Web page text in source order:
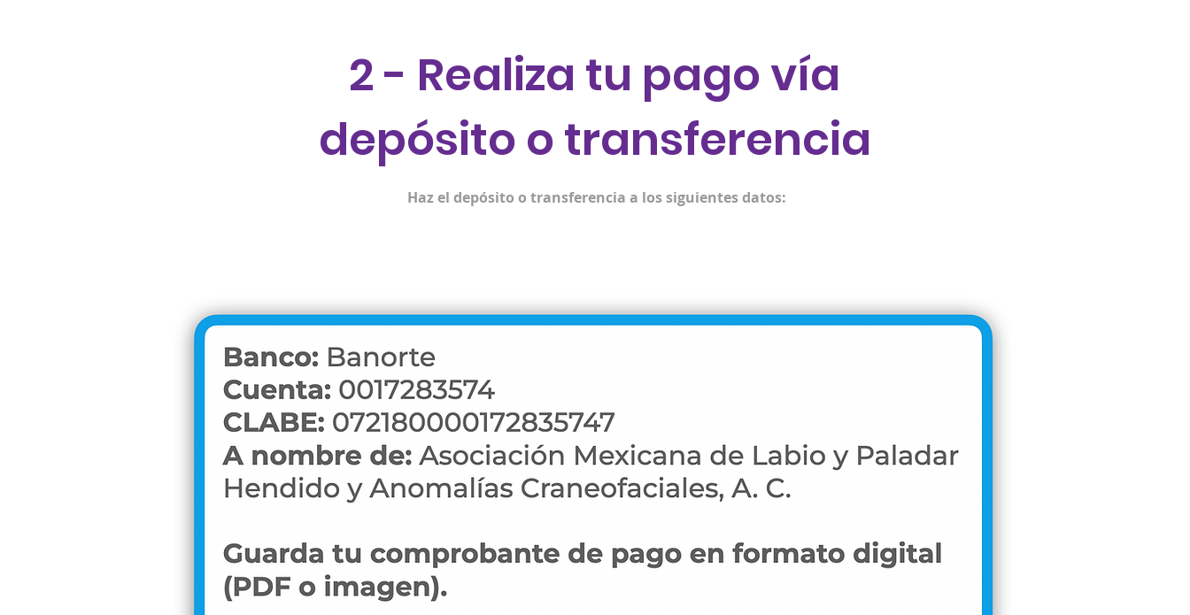
2 - Realiza tu pago vía
depósito o transferencia
Haz el depósito o transferencia a los siguientes datos: